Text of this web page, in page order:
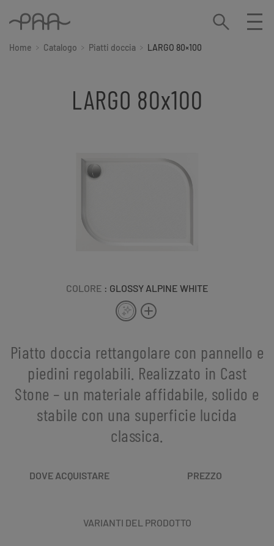
Home Catalogo Piatti doccia LARGO 80×100
LARGO 80x100
COLORE : GLOSSY ALPINE WHITE
Piatto doccia rettangolare con pannello e
piedini regolabili. Realizzato in Cast
Stone – un materiale affidabile, solido e
stabile con una superficie lucida
classica.
DOVE ACQUISTARE PREZZO
VARIANTI DEL PRODOTTO